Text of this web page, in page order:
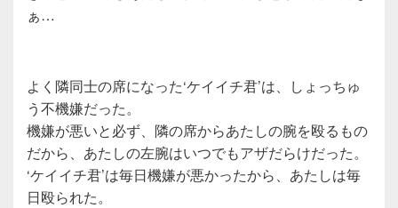
ぁ…
よく隣同士の席になった‘ケイイチ君’は、しょっちゅ
う不機嫌だった。
機嫌が悪いと必ず、隣の席からあたしの腕を殴るもの
だから、あたしの左腕はいつでもアザだらけだった。
‘ケイイチ君’は毎日機嫌が悪かったから、あたしは毎
日殴られた。